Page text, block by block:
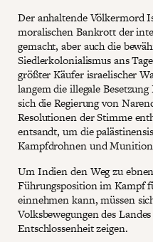
Der anhaltende Völkermord
moralischen Bankrott der
gemacht, aber auch die
Siedlerkolonialismus ans
größter Käufer israelischer
langem die illegale
sich die Regierung von
Resolutionen der Stimme
entsandt, um die
Kampfdrohnen und
Um Indien den Weg zu
Führungsposition im Kampf
einnehmen kann, müssen
Volksbewegungen des
Entschlossenheit zeigen.